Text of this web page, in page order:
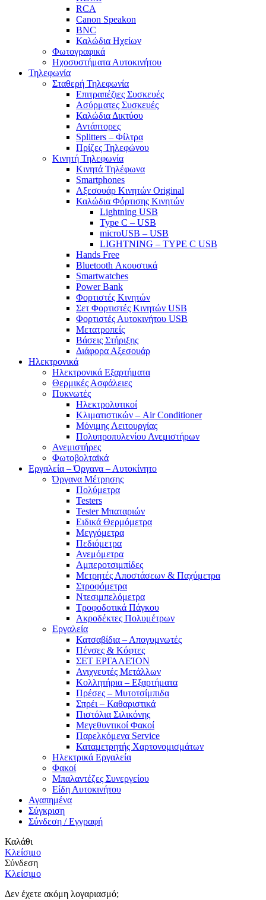
RCA
Canon Speakon
BNC
Καλώδια Ηχείων
Φωτογραφικά
Ηχοσυστήματα Αυτοκινήτου
Τηλεφωνία
Σταθερή Τηλεφωνία
Επιτραπέζιες Συσκευές
Ασύρματες Συσκευές
Καλώδια Δικτύου
Αντάπτορες
Splitters – Φίλτρα
Πρίζες Τηλεφώνου
Κινητή Τηλεφωνία
Κινητά Τηλέφωνα
Smartphones
Αξεσουάρ Κινητών Original
Καλώδια Φόρτισης Κινητών
Lightning USB
Type C – USB
microUSB – USB
LIGHTNING – TYPE C USB
Hands Free
Bluetooth Ακουστικά
Smartwatches
Power Bank
Φορτιστές Κινητών
Σετ Φορτιστές Κινητών USB
Φορτιστές Αυτοκινήτου USB
Μετατροπείς
Βάσεις Στήριξης
Διάφορα Αξεσουάρ
Ηλεκτρονικά
Ηλεκτρονικά Εξαρτήματα
Θερμικές Ασφάλειες
Πυκνωτές
Ηλεκτρολυτικοί
Κλιματιστικών – Air Conditioner
Μόνιμης Λειτουργίας
Πολυπροπυλενίου Ανεμιστήρων
Ανεμιστήρες
Φωτοβολταϊκά
Εργαλεία – Όργανα – Αυτοκίνητο
Όργανα Μέτρησης
Πολύμετρα
Testers
Tester Μπαταριών
Ειδικά Θερμόμετρα
Μεγγόμετρα
Πεδιόμετρα
Ανεμόμετρα
Αμπεροτσιμπίδες
Μετρητές Αποστάσεων & Παχύμετρα
Στροφόμετρα
Ντεσιμπελόμετρα
Τροφοδοτικά Πάγκου
Ακροδέκτες Πολυμέτρων
Εργαλεία
Κατσαβίδια – Απογυμνωτές
Πένσες & Κόφτες
ΣΕΤ ΕΡΓΑΛΕΊΟΝ
Ανιχνευτές Μετάλλων
Κολλητήρια – Εξαρτήματα
Πρέσες – Μυτοτσίμπιδα
Σπρέι – Καθαριστικά
Πιστόλια Σιλικόνης
Μεγεθυντικοί Φακοί
Παρελκόμενα Service
Καταμετρητής Χαρτονομισμάτων
Ηλεκτρικά Εργαλεία
Φακοί
Μπαλαντέζες Συνεργείου
Είδη Αυτοκινήτου
Αγαπημένα
Σύγκριση
Σύνδεση / Εγγραφή
Καλάθι
Κλείσιμο
Σύνδεση
Κλείσιμο
Δεν έχετε ακόμη λογαριασμό;